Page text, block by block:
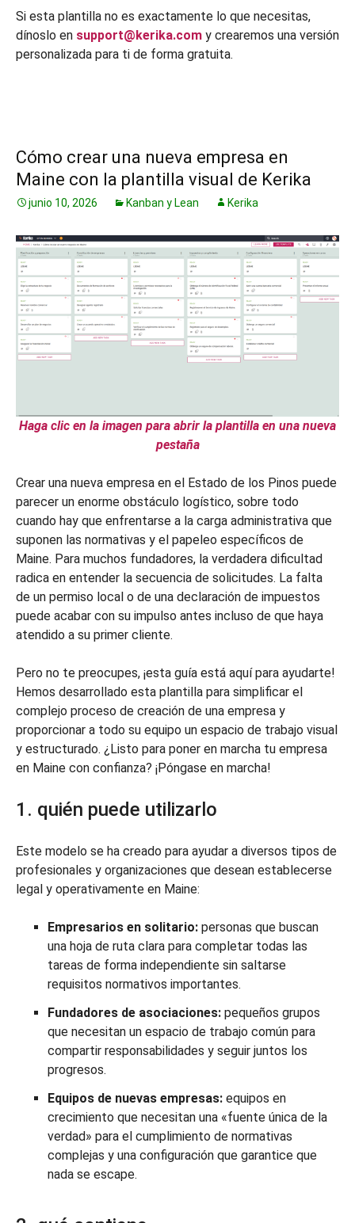
Si esta plantilla no es exactamente lo que necesitas,
dínoslo en support@kerika.com y crearemos una versión
personalizada para ti de forma gratuita.
Cómo crear una nueva empresa en
Maine con la plantilla visual de Kerika
junio 10, 2026 Kanban y Lean Kerika
Haga clic en la imagen para abrir la plantilla en una nueva
pestaña
Crear una nueva empresa en el Estado de los Pinos puede
parecer un enorme obstáculo logístico, sobre todo
cuando hay que enfrentarse a la carga administrativa que
suponen las normativas y el papeleo específicos de
Maine. Para muchos fundadores, la verdadera dificultad
radica en entender la secuencia de solicitudes. La falta
de un permiso local o de una declaración de impuestos
puede acabar con su impulso antes incluso de que haya
atendido a su primer cliente.
Pero no te preocupes, ¡esta guía está aquí para ayudarte!
Hemos desarrollado esta plantilla para simplificar el
complejo proceso de creación de una empresa y
proporcionar a todo su equipo un espacio de trabajo visual
y estructurado. ¿Listo para poner en marcha tu empresa
en Maine con confianza? ¡Póngase en marcha!
1. quién puede utilizarlo
Este modelo se ha creado para ayudar a diversos tipos de
profesionales y organizaciones que desean establecerse
legal y operativamente en Maine:
Empresarios en solitario: personas que buscan
una hoja de ruta clara para completar todas las
tareas de forma independiente sin saltarse
requisitos normativos importantes.
Fundadores de asociaciones: pequeños grupos
que necesitan un espacio de trabajo común para
compartir responsabilidades y seguir juntos los
progresos.
Equipos de nuevas empresas: equipos en
crecimiento que necesitan una «fuente única de la
verdad» para el cumplimiento de normativas
complejas y una configuración que garantice que
nada se escape.